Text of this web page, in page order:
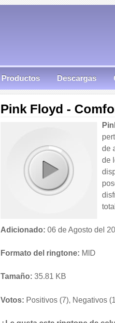
Productos Descargas
Pink Floyd -
de
de
Adicionado: 06 de Agosto del
Formato del ringtone: MID
Tamaño: 35.81 KB
Votos: Positivos (7), Negativos